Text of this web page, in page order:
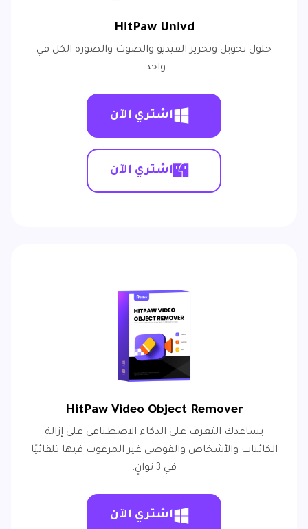
HitPaw Univd
حلول تحويل وتحرير الفيديو والصوت والصورة الكل في
واحد.
اشتري الآن
اشتري الآن
HitPaw Video Object Remover
يساعدك التعرف على الذكاء الاصطناعي على إزالة
الكائنات والأشخاص والفوضى غير المرغوب فيها تلقائيًا
في 3 ثوانٍ.
اشتري الآن